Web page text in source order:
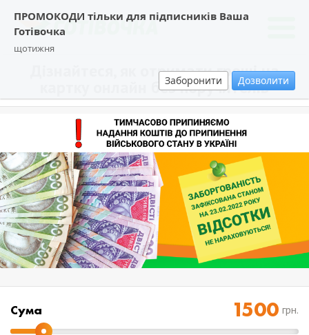
ПРОМОКОДИ тільки для підписників Ваша
Готівочка
щотижня
Заборонити Дозволити
Дізнайтеся, як отримати гроші на
картку онлайн без поручителів
Cума грн.